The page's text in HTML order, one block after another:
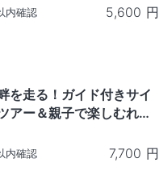
内確認 5,600 円
を走る！ガイド付きサイ
アー＆親子で楽しむれん
内確認 7,700 円